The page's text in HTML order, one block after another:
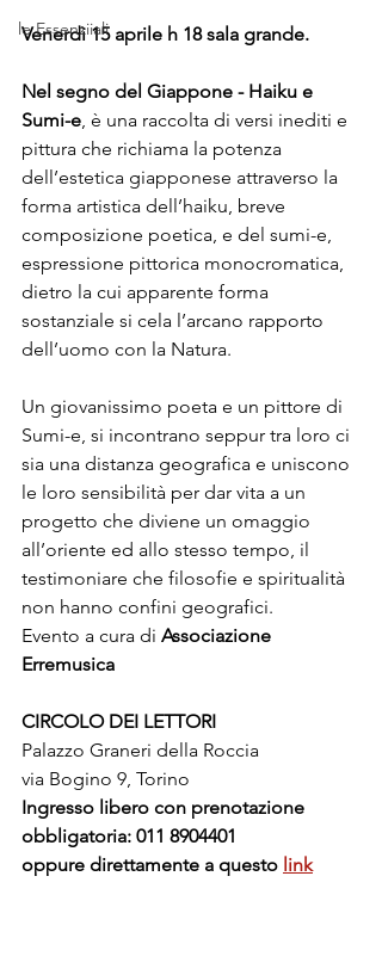
le Essenziiali
Venerdì 15 aprile h 18 sala grande.
Nel segno del Giappone - Haiku e
Sumi-e , è una raccolta di versi inediti e
pittura che richiama la potenza
dell’estetica giapponese attraverso la
forma artistica dell’haiku, breve
composizione poetica, e del sumi-e,
espressione pittorica monocromatica,
dietro la cui apparente forma
sostanziale si cela l’arcano rapporto
dell’uomo con la Natura.
Un giovanissimo poeta e un pittore di
Sumi-e, si incontrano seppur tra loro ci
sia una distanza geografica e uniscono
le loro sensibilità per dar vita a un
progetto che diviene un omaggio
all’oriente ed allo stesso tempo, il
testimoniare che filosofie e spiritualità
non hanno confini geografici.
Evento a cura di Associazione
Erremusica
CIRCOLO DEI LETTORI
Palazzo Graneri della Roccia
via Bogino 9, Torino
Ingresso libero con prenotazione
obbligatoria: 011 8904401
oppure direttamente a questo link